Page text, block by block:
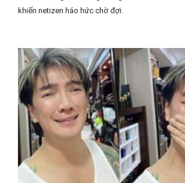
khiến netizen háo hức chờ đợi.